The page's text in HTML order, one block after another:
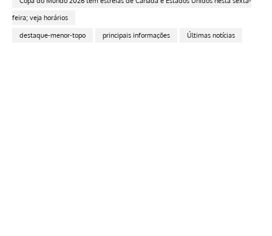
feira; veja horários
destaque-menor-topo principais informações Últimas notícias